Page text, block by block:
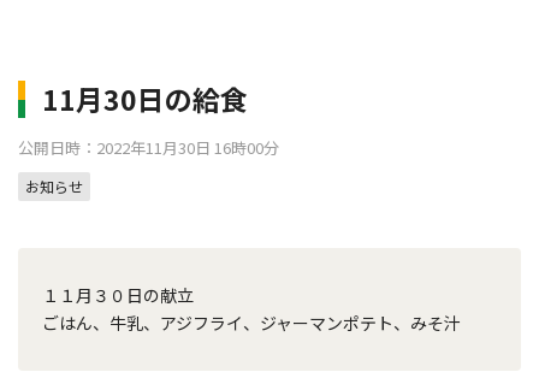
11月30日の給食
公開日時：2022年11月30日 16時00分
お知らせ
１１月３０日の献立
ごはん、牛乳、アジフライ、ジャーマンポテト、みそ汁